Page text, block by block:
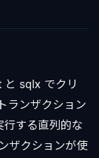
と sqlx でクリ
ランザクション
する直列的な
ザクションが使